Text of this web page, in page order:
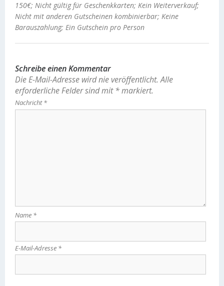
150€; Nicht gültig für Geschenkkarten; Kein Weiterverkauf;
Nicht mit anderen Gutscheinen kombinierbar; Keine
Barauszahlung; Ein Gutschein pro Person
Schreibe einen Kommentar
Die E-Mail-Adresse wird nie veröffentlicht. Alle
erforderliche Felder sind mit *markiert.
Nachricht*
Name *
E-Mail-Adresse *